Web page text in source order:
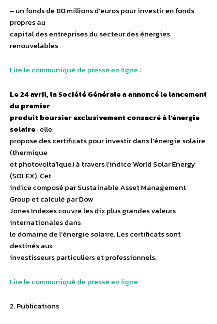
– un fonds de 80 millions d’euros pour investir en fonds
propres au
capital des entreprises du secteur des énergies
renouvelables
Lire le communiqué de presse en ligne :
Le 24 avril, la Société Générale a annoncé le lancement
du premier
produit boursier exclusivement consacré à l’énergie
solaire: elle
propose des certificats pour investir dans l’énergie solaire
(thermique
et photovoltaïque) à travers l’indice World Solar Energy
(SOLEX). Cet
indice composé par Sustainable Asset Management
Group et calculé par Dow
Jones Indexes couvre les dix plus grandes valeurs
internationales dans
le domaine de l’énergie solaire. Les certificats sont
destinés aux
investisseurs particuliers et professionnels.
Lire le communiqué de presse en ligne
2. Publications